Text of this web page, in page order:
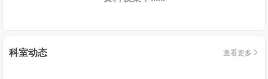
科室动态 查看更多 